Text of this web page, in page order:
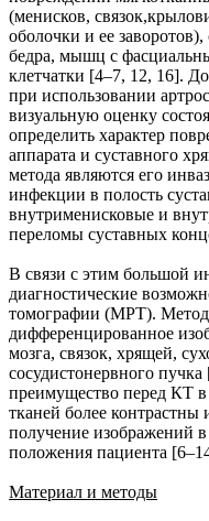
(менисков,
оболочки и ее
бедра, мышц с
клетчатки [4–7, 12, 16].
при использовании
визуальную оценку
определить характер
аппарата и суставного
метода являются его
инфекции в полость
внутрименисковые и
переломы суставных
В связи с этим большой
диагностические
томографии (МРТ). Метод
дифференцированное
мозга, связок, хрящей,
сосудистонервного
преимущество перед КТ
тканей более
получение изображений
положения пациента
Материал и методы